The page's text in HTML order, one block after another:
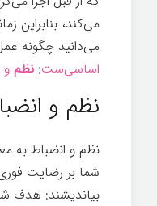
می‌کند، بنابراین
می‌دانید چگونه
اساسی‌ست: نظم و
نظم و
نظم و انضباط به
شما بر رضایت
بیاندیشند: هدف